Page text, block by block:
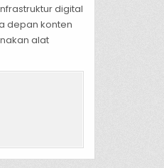
digital
depan konten
alat